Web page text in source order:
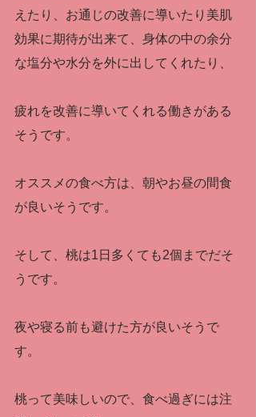
えたり、お通じの改善に導いたり美肌
効果に期待が出来て、身体の中の余分
な塩分や水分を外に出してくれたり、
疲れを改善に導いてくれる働きがある
そうです。
オススメの食べ方は、朝やお昼の間食
が良いそうです。
そして、桃は1日多くても2個までだそ
うです。
夜や寝る前も避けた方が良いそうで
す。
桃って美味しいので、食べ過ぎには注